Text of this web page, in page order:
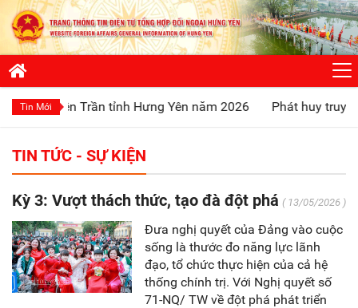
Tin Mới
Trần tỉnh Hưng Yên năm 2026 Phát huy truyền thống
TIN TỨC - SỰ KIỆN
Kỳ 3: Vượt thách thức, tạo đà đột phá ( 13/05/2026 )
Đưa nghị quyết của Đảng vào cuộc
sống là thước đo năng lực lãnh
đạo, tổ chức thực hiện của cả hệ
thống chính trị. Với Nghị quyết số
71-NQ/ TW về đột phá phát triển